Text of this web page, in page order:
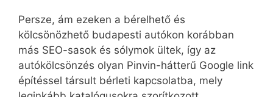
Persze, ám ezeken a bérelhető és
kölcsönözhető budapesti autókon korábban
más SEO-sasok és sólymok ültek, így az
autókölcsönzés olyan Pinvin-hátterű Google link
építéssel társult bérleti kapcsolatba, mely